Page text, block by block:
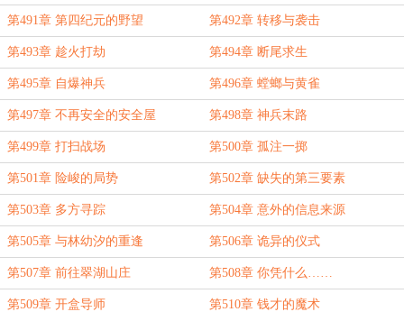
第491章 第四纪元的野望 第492章 转移与袭击
第493章 趁火打劫 第494章 断尾求生
第495章 自爆神兵 第496章 螳螂与黄雀
第497章 不再安全的安全屋 第498章 神兵末路
第499章 打扫战场 第500章 孤注一掷
第501章 险峻的局势 第502章 缺失的第三要素
第503章 多方寻踪 第504章 意外的信息来源
第505章 与林幼汐的重逢 第506章 诡异的仪式
第507章 前往翠湖山庄 第508章 你凭什么……
第509章 开盒导师 第510章 钱才的魔术